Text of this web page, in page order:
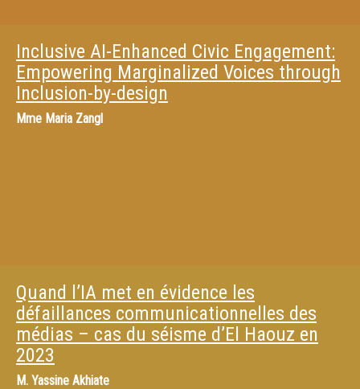
Inclusive AI-Enhanced Civic Engagement:
Empowering Marginalized Voices through
Inclusion-by-design
Mme Maria Zangl
Quand l’IA met en évidence les
défaillances communicationnelles des
médias – cas du séisme d’El Haouz en
2023
M. Yassine Akhiate